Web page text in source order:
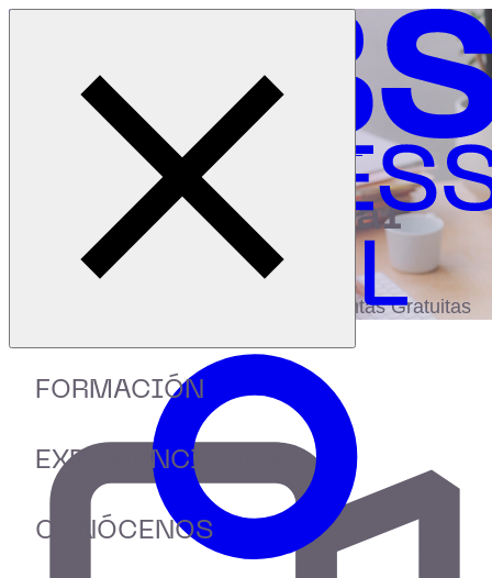
FORMACIÓN
EXPERIENCIA IEBS
CONÓCENOS
Inicio
Recursos
Employer Branding: cómo atraer talento
bibliotecadigital
Accede a más de 150 Recursos, Guías,
eBooks,Plantillas, Estudios y Herramientas Gratuitas